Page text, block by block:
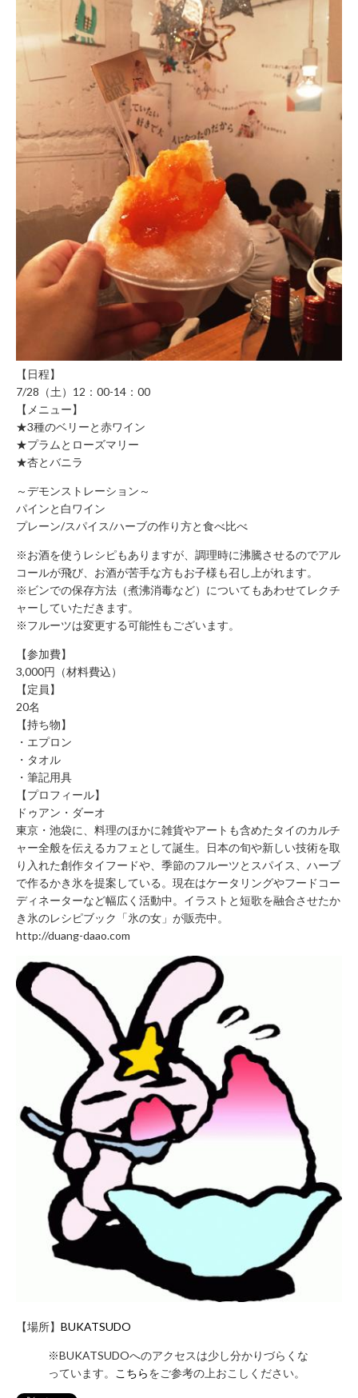
【日程】
7/28（土）12：00-14：00
【メニュー】
★3種のベリーと赤ワイン
★プラムとローズマリー
★杏とバニラ
～デモンストレーション～
パインと白ワイン
プレーン/スパイス/ハーブの作り方と食べ比べ
※お酒を使うレシピもありますが、調理時に沸騰させるのでアル
コールが飛び、お酒が苦手な方もお子様も召し上がれます。
※ビンでの保存方法（煮沸消毒など）についてもあわせてレクチ
ャーしていただきます。
※フルーツは変更する可能性もございます。
【参加費】
3,000円（材料費込）
【定員】
20名
【持ち物】
・エプロン
・タオル
・筆記用具
【プロフィール】
ドゥアン・ダーオ
東京・池袋に、料理のほかに雑貨やアートも含めたタイのカルチ
ャー全般を伝えるカフェとして誕生。日本の旬や新しい技術を取
り入れた創作タイフードや、季節のフルーツとスパイス、ハーブ
で作るかき氷を提案している。現在はケータリングやフードコー
ディネーターなど幅広く活動中。イラストと短歌を融合させたか
き氷のレシピブック「氷の女」が販売中。
http://duang-daao.com
【場所】 BUKATSUDO
※BUKATSUDOへのアクセスは少し分かりづらくな
っています。
こちらをご参考の上おこしください。
休
月
土 9：
22：
00
日・
21：
CONTACT
す
る
お
問
い
合
せ
の
方
会
員
録
済
み
方
材
の
ご
依
頼・
お
問
い
合
わ
せ
デ
ィ
合
わ
ー
の